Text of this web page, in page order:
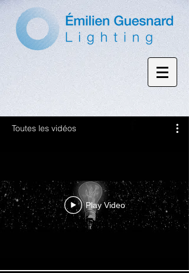
Toutes les vidéos
Play Video